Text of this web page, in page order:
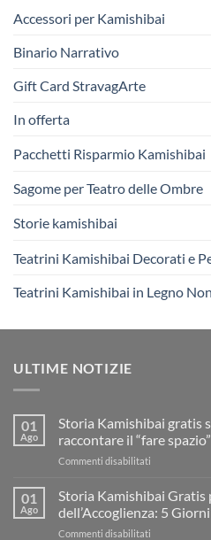
Accessori per Kamishibai
Binario Narrativo
Gift Card StravagArte
In offerta
Pacchetti Risparmio Kamishibai
Sagome per Teatro delle Ombre
Storie kamishibai
Teatrini Kamishibai Decorati e
Teatrini Kamishibai in Legno
ULTIME NOTIZIE
01
Ago
Storia Kamishibai gratis
raccontare il “fare
Commenti disabilitati
Kamishibai
gratis
01
Ago
Storia Kamishibai Gratis
dell’Accoglienza: 5
Commenti disabilitati